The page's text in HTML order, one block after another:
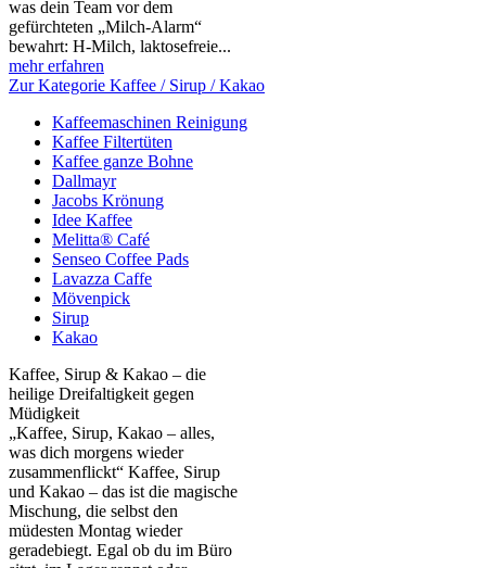
was dein Team vor dem
gefürchteten „Milch‑Alarm“
bewahrt: H‑Milch, laktosefreie...
mehr erfahren
Zur Kategorie Kaffee / Sirup / Kakao
Kaffeemaschinen Reinigung
Kaffee Filtertüten
Kaffee ganze Bohne
Dallmayr
Jacobs Krönung
Idee Kaffee
Melitta® Café
Senseo Coffee Pads
Lavazza Caffe
Mövenpick
Sirup
Kakao
Kaffee, Sirup & Kakao – die
heilige Dreifaltigkeit gegen
Müdigkeit
„Kaffee, Sirup, Kakao – alles,
was dich morgens wieder
zusammenflickt“ Kaffee, Sirup
und Kakao – das ist die magische
Mischung, die selbst den
müdesten Montag wieder
geradebiegt. Egal ob du im Büro